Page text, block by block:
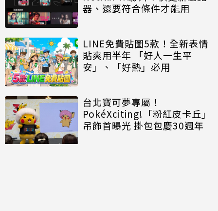
器、還要符合條件才能用
LINE免費貼圖5款！全新表情
貼爽用半年 「好人一生平
安」、「好熱」必用
台北寶可夢專屬！
PokéXciting!「粉紅皮卡丘」
吊飾首曝光 掛包包慶30週年